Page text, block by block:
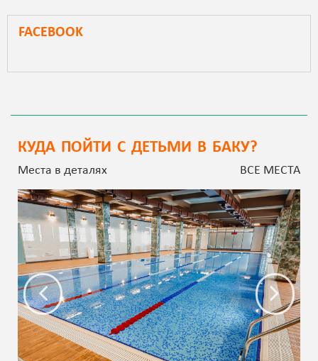
FACEBOOK
КУДА ПОЙТИ С ДЕТЬМИ В БАКУ?
Места в деталях ВСЕ МЕСТА